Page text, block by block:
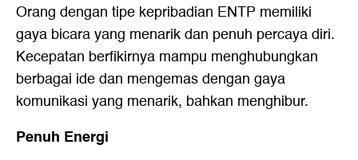
Orang dengan tipe kepribadian ENTP memiliki
gaya bicara yang menarik dan penuh percaya diri.
Kecepatan berfikirnya mampu menghubungkan
berbagai ide dan mengemas dengan gaya
komunikasi yang menarik, bahkan menghibur.
Penuh Energi